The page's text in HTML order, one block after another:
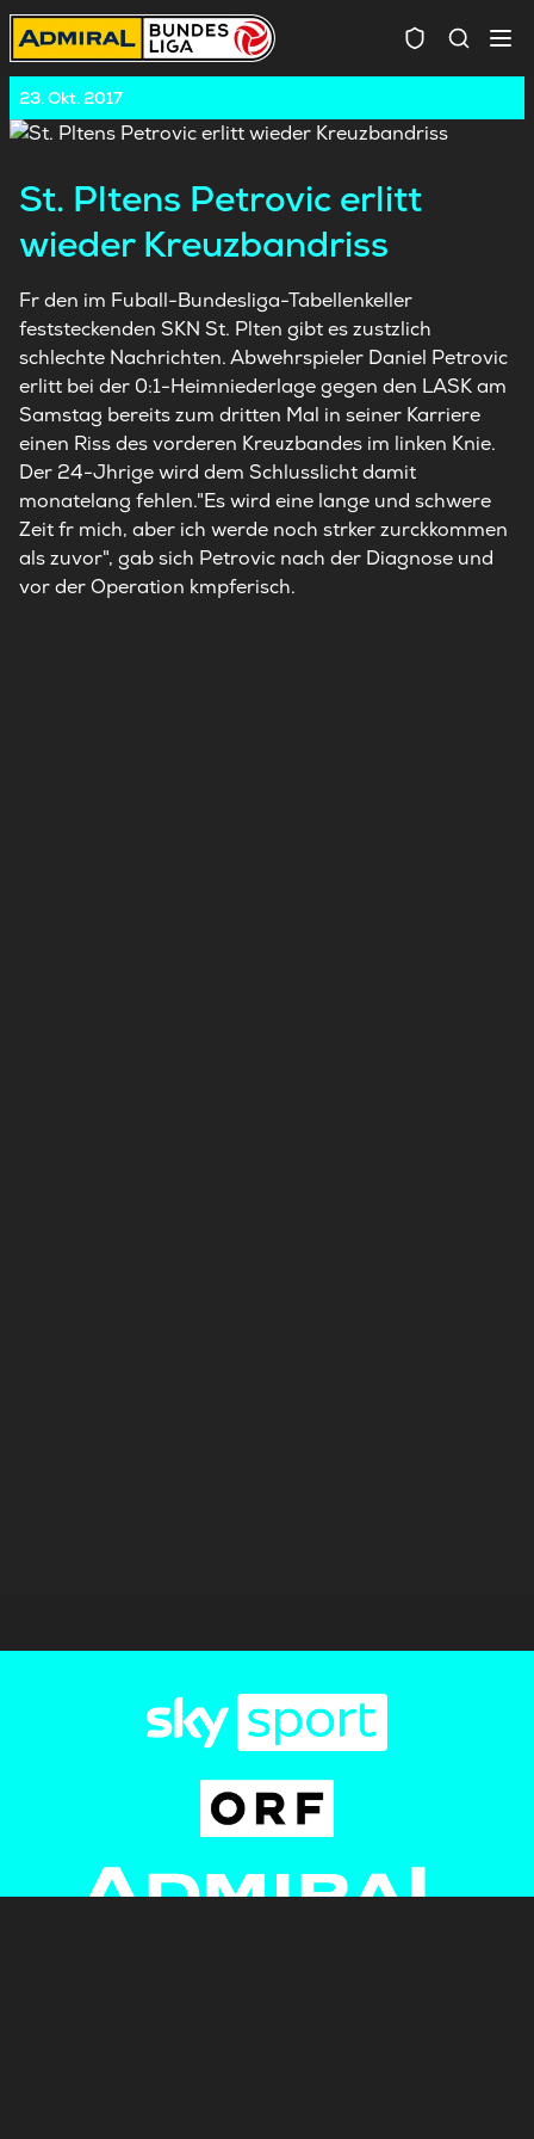
23. Okt. 2017
St. Pltens Petrovic erlitt
wieder Kreuzbandriss
Fr den im Fuball-Bundesliga-Tabellenkeller
feststeckenden SKN St. Plten gibt es zustzlich
schlechte Nachrichten. Abwehrspieler Daniel Petrovic
erlitt bei der 0:1-Heimniederlage gegen den LASK am
Samstag bereits zum dritten Mal in seiner Karriere
einen Riss des vorderen Kreuzbandes im linken Knie.
Der 24-Jhrige wird dem Schlusslicht damit
monatelang fehlen."Es wird eine lange und schwere
Zeit fr mich, aber ich werde noch strker zurckkommen
als zuvor", gab sich Petrovic nach der Diagnose und
vor der Operation kmpferisch.